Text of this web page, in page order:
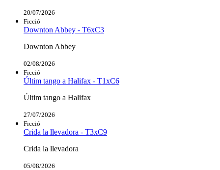
20/07/2026
Ficció
Downton Abbey - T6xC3
Downton Abbey
02/08/2026
Ficció
Últim tango a Halifax - T1xC6
Últim tango a Halifax
27/07/2026
Ficció
Crida la llevadora - T3xC9
Crida la llevadora
05/08/2026